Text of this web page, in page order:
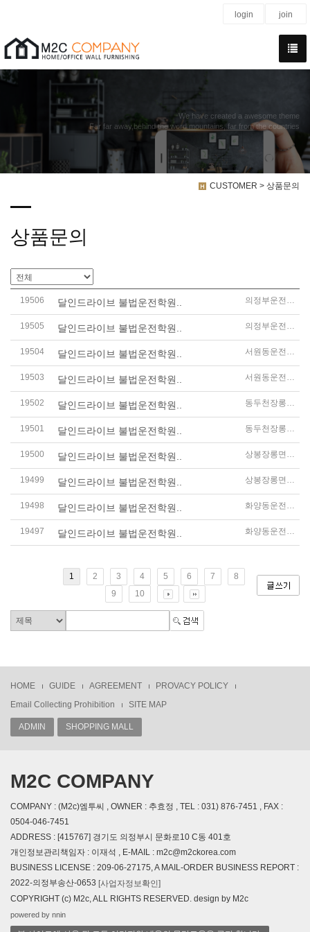
login join
We have created a awesome theme
Far far away,behind the word mountains, far from the countries
CUSTOMER > 상품문의
상품문의
19506 달인드라이브 불법운전학원.. 의정부운전연수
19505 달인드라이브 불법운전학원.. 의정부운전연수
19504 달인드라이브 불법운전학원.. 서원동운전연수
19503 달인드라이브 불법운전학원.. 서원동운전연수
19502 달인드라이브 불법운전학원.. 동두천장롱면허운전연수
19501 달인드라이브 불법운전학원.. 동두천장롱면허운전연수
19500 달인드라이브 불법운전학원.. 상봉장롱면허운전연수
19499 달인드라이브 불법운전학원.. 상봉장롱면허운전연수
19498 달인드라이브 불법운전학원.. 화양동운전연수
19497 달인드라이브 불법운전학원.. 화양동운전연수
1 2 3 4 5 6 7
8
9
10
HOME GUIDE AGREEMENT
PROVACY POLICY
Email Collecting Prohibition
SITE MAP
ADMIN SHOPPING MALL
M2C COMPANY
COMPANY : (M2c)엠투씨 , OWNER : 추효정 , TEL : 031) 876-7451 , FAX :
0504-046-7451
ADDRESS : [415767] 경기도 의정부시 문화로10 C동 401호
개인정보관리책임자 : 이재석 , E-MAIL : m2c@m2ckorea.com
BUSINESS LICENSE : 209-06-27175, A MAIL-ORDER BUSINESS REPORT :
2022-의정부송산-0653 [사업자정보확인]
COPYRIGHT (c) M2c, ALL RIGHTS RESERVED. design by M2c
powered by nnin